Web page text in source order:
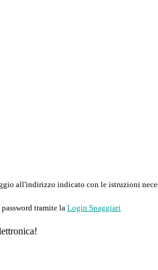
all'indirizzo indicato con le istruzioni
tramite la Login Spaggiari